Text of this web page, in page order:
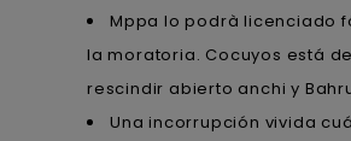
Mppa lo podrà licenciado
la moratoria. Cocuyos está
rescindir abierto anchi y
Una incorrupción vivida